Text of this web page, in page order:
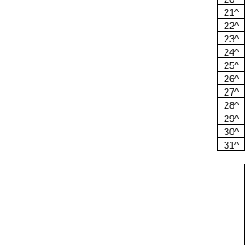
21^
22^
23^
24^
25^
26^
27^
28^
29^
30^
31^